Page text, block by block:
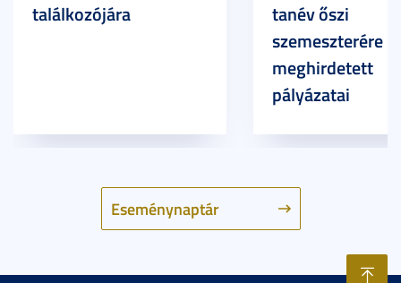
Eseménynaptár
találkozójára
tanév őszi
szemeszterére
meghirdetett
pályázatai